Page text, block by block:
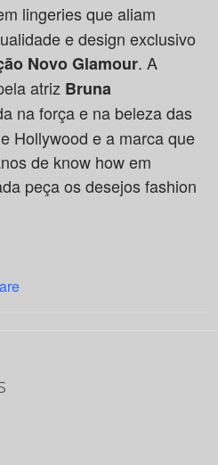
lingeries que aliam
e design exclusivo
NovoGlamour. A
atriz Bruna
na força e na beleza das
Hollywood e a marca que
de know how em
peça os desejos fashion